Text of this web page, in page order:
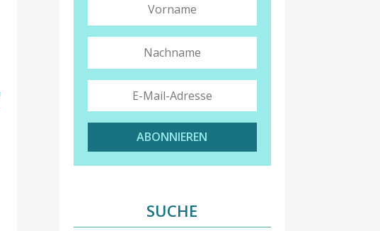
ABONNIEREN
SUCHE